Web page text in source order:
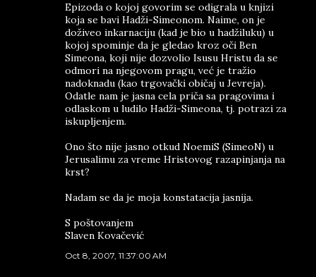
Epizоda o kojoj govorim se odigrala u knjizi
koja se bavi Hadži-Simeonom. Naime, on je
doživeo inkarnaciju (kad je bio u hadžiluku) u
kojoj spominje da je gledao kroz oči Ben
Simeona, koji nije dozvolio Isusu Hristu da se
odmori na njegovom pragu, već je tražio
nadoknadu (kao trgovački običaj u Jevreja).
Odatle nam je jasna cela priča sa pragovima i
odlaskom u ludilo Hadži-Simeona, tj. potrazi za
iskupljenjem.
Ono što nije jasno otkud NoemiS (SimeoN) u
Jerusalimu za vreme Hristovog razapinjanja na
krst?
Nadam se da je moja konstatacija jasnija.
S poštovanjem
Slaven Kovačević
Oct 8, 2007, 11:37:00 AM